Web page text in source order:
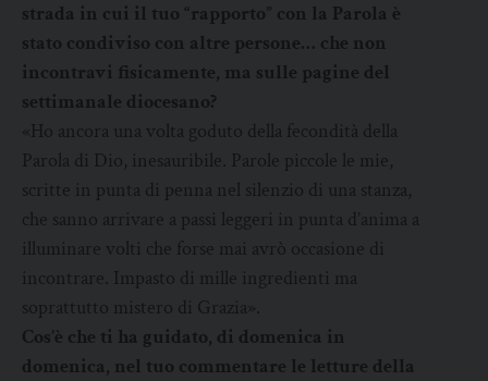
strada in cui il tuo “rapporto” con la Parola è
stato condiviso con altre persone… che non
incontravi fisicamente, ma sulle pagine del
settimanale diocesano?
«Ho ancora una volta goduto della fecondità della
Parola di Dio, inesauribile. Parole piccole le mie,
scritte in punta di penna nel silenzio di una stanza,
che sanno arrivare a passi leggeri in punta d’anima a
illuminare volti che forse mai avrò occasione di
incontrare. Impasto di mille ingredienti ma
soprattutto mistero di Grazia».
Cos’è che ti ha guidato, di domenica in
domenica, nel tuo commentare le letture della